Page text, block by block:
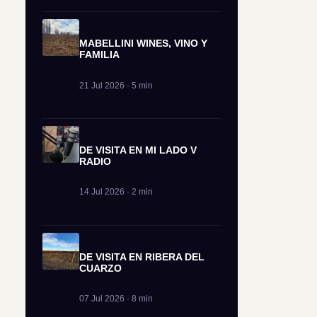
MABELLINI WINES, VINO Y
FAMILIA
21 Jul 2026 · 5 min
DE VISITA EN MI LADO V
RADIO
14 Jul 2026 · 2 min
DE VISITA EN RIBERA DEL
CUARZO
07 Jul 2026 · 8 min